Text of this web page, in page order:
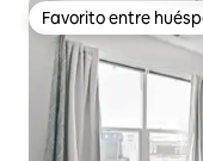
Favorito entre
Favorito entre